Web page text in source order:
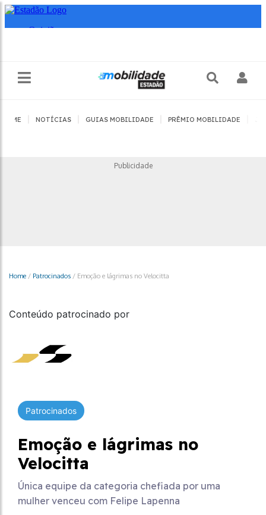
HOME NOTÍCIAS GUIAS MOBILIDADE PRÊMIO MOBILIDADE
Publicidade
Home / Patrocinados / Emoção e lágrimas no Velocitta
Conteúdo patrocinado por
Patrocinados
Emoção e lágrimas no
Velocitta
Única equipe da categoria chefiada por uma
mulher venceu com Felipe Lapenna